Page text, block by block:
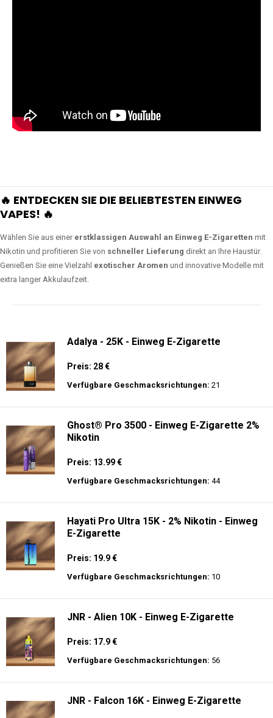
🔥 ENTDECKEN SIE DIE BELIEBTESTEN EINWEG
VAPES! 🔥
Wählen Sie aus einer erstklassigen Auswahl an Einweg E-Zigaretten mit
Nikotin und profitieren Sie von schneller Lieferung direkt an Ihre Haustür.
Genießen Sie eine Vielzahl exotischer Aromen und innovative Modelle mit
extra langer Akkulaufzeit.
Adalya - 25K - Einweg E-Zigarette
Preis: 28 €
Verfügbare Geschmacksrichtungen: 21
Ghost® Pro 3500 - Einweg E-Zigarette 2%
Nikotin
Preis: 13.99 €
Verfügbare Geschmacksrichtungen: 44
Hayati Pro Ultra 15K - 2% Nikotin - Einweg
E-Zigarette
Preis: 19.9 €
Verfügbare Geschmacksrichtungen: 10
JNR - Alien 10K - Einweg E-Zigarette
Preis: 17.9 €
Verfügbare Geschmacksrichtungen: 56
JNR - Falcon 16K - Einweg E-Zigarette